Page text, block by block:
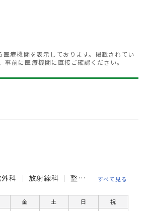
療機関を表示しております。掲載されてい
前に医療機関に直接ご確認ください。
科 放射線科 整形外科 泌尿器科
すべて見る
金 土 日
祝